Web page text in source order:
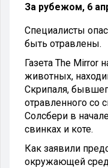
За рубежом, 6
Специалисты
быть отравлены.
Газета The Mirror
животных,
Скрипаля,
отравленного со
Солсбери в
свинках и коте.
Как заявили
окружающей